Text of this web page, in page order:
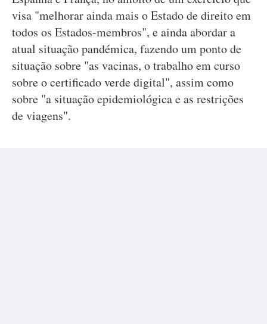
visa "melhorar ainda mais o Estado de direito em
todos os Estados-membros", e ainda abordar a
atual situação pandémica, fazendo um ponto de
situação sobre "as vacinas, o trabalho em curso
sobre o certificado verde digital", assim como
sobre "a situação epidemiológica e as restrições
de viagens".